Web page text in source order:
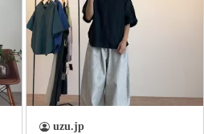
そしてセットのインナーガー
ゼパンツは、 ❄️内ももの汗
や張り付きを軽減 ❄️スパッツ
ほど暑くない ❄️お風呂上がり
やルームウェアにも◎ 知
多木綿ダブルガーゼのやさし
uzu.jp